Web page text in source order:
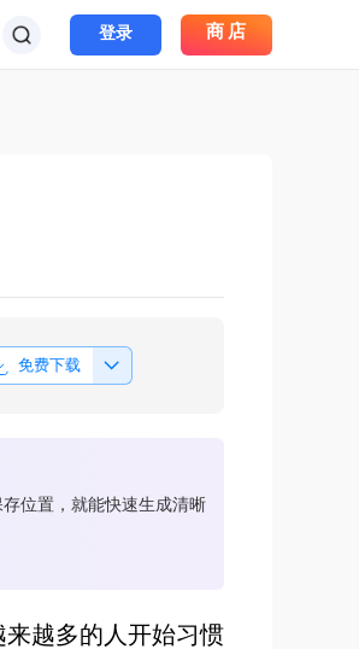
登录 商店
免费下载
位置，就能快速生成清晰
越多的人开始习惯